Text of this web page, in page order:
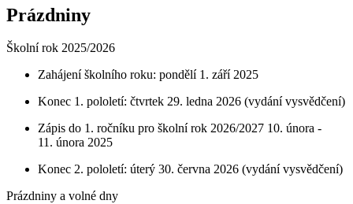
Prázdniny
Školní rok 2025/2026
Zahájení školního roku: pondělí 1. září 2025
Konec 1. pololetí: čtvrtek 29. ledna 2026 (vydání vysvědčení)
Zápis do 1. ročníku pro školní rok 2026/2027 10. února -
11. února 2025
Konec 2. pololetí: úterý 30. června 2026 (vydání vysvědčení)
Prázdniny a volné dny